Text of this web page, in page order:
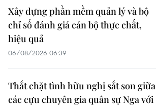
Xây dựng phần mềm quản lý và bộ
chỉ số đánh giá cán bộ thực chất,
hiệu quả
06/08/2026 06:39
Thắt chặt tình hữu nghị sắt son giữa
các cựu chuyên gia quân sự Nga với